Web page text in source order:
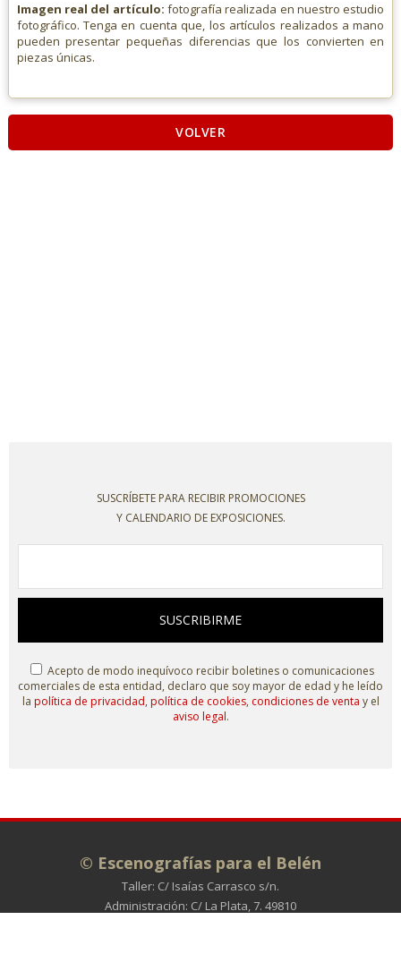
Imagen real del artículo: fotografía realizada en nuestro estudio
fotográfico. Tenga en cuenta que, los artículos realizados a mano
pueden presentar pequeñas diferencias que los convierten en
piezas únicas.
VOLVER
SUSCRÍBETE PARA RECIBIR PROMOCIONES
Y CALENDARIO DE EXPOSICIONES.
SUSCRIBIRME
Acepto de modo inequívoco recibir boletines o comunicaciones
comerciales de esta entidad, declaro que soy mayor de edad y he leído
la política de privacidad, política de cookies, condiciones de venta y el
aviso legal.
© Escenografías para el Belén
Taller: C/ Isaías Carrasco s/n.
Administración: C/ La Plata, 7. 49810